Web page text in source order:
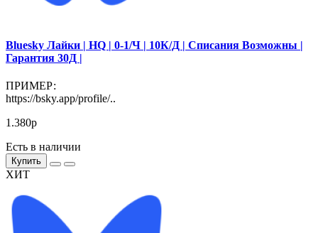
Bluesky Лайки | HQ | 0-1/Ч | 10К/Д | Списания Возможны |
Гарантия 30Д |
ПРИМЕР:
https://bsky.app/profile/..
1.380р
Есть в наличии
Купить
ХИТ